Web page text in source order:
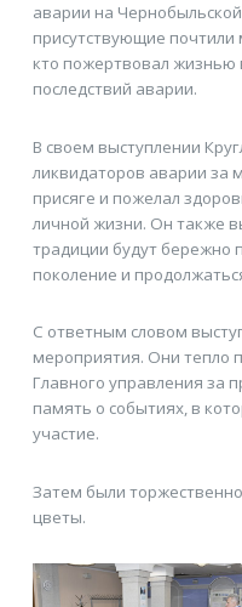
аварии на
присутствующие
кто пожертвовал жизнью
последствий аварии.
В своем выступлении
ликвидаторов аварии за
присяге и пожелал
личной жизни. Он также
традиции будут бережно
поколение и
С ответным словом
мероприятия. Они тепло
Главного управления за
память о событиях, в
участие.
Затем были
цветы.